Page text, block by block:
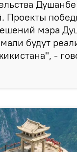
Проекты
мэра
будут
-